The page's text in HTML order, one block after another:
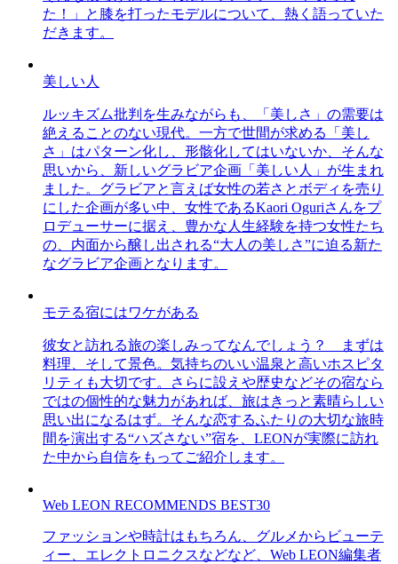
た！」と膝を打ったモデルについて、熱く語っていた
だきます。
美しい人
ルッキズム批判を生みながらも、「美しさ」の需要は
絶えることのない現代。一方で世間が求める「美し
さ」はパターン化し、形骸化してはいないか、そんな
思いから、新しいグラビア企画「美しい人」が生まれ
ました。グラビアと言えば女性の若さとボディを売り
にした企画が多い中、女性であるKaori Oguriさんをプ
ロデューサーに据え、豊かな人生経験を持つ女性たち
の、内面から醸し出される“大人の美しさ”に迫る新た
なグラビア企画となります。
モテる宿にはワケがある
彼女と訪れる旅の楽しみってなんでしょう？ まずは
料理、そして景色。気持ちのいい温泉と高いホスピタ
リティも大切です。さらに設えや歴史などその宿なら
ではの個性的な魅力があれば、旅はきっと素晴らしい
思い出になるはず。そんな恋するふたりの大切な旅時
間を演出する“ハズさない”宿を、LEONが実際に訪れ
た中から自信をもってご紹介します。
Web LEON RECOMMENDS BEST30
ファッションや時計はもちろん、グルメからビューテ
ィー、エレクトロニクスなどなど、Web LEON編集者